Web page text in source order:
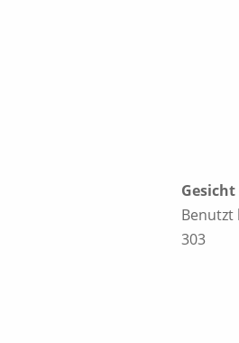
Benutzt
303